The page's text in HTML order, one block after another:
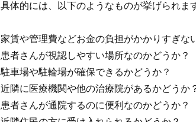
具体的には、以下のようなものが挙げられま
家賃や管理費などお金の負担がかかりすぎな
患者さんが視認しやすい場所なのかどうか？
駐車場や駐輪場が確保できるかどうか？
近隣に医療機関や他の治療院があるかどうか
患者さんが通院するのに便利なのかどうか？